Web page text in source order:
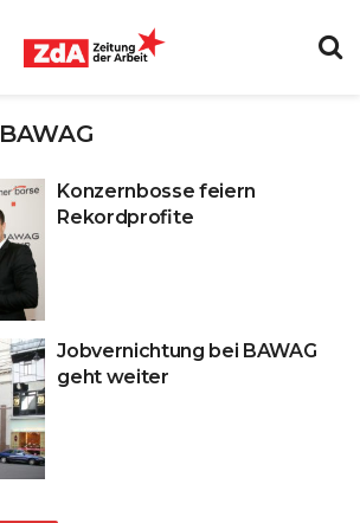
BAWAG
Konzernbosse feiern
Rekordprofite
Jobvernichtung bei BAWAG
geht weiter